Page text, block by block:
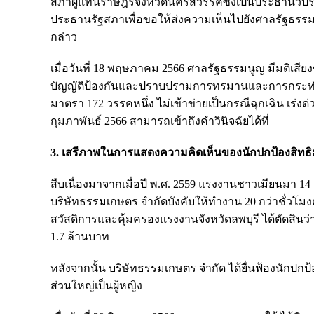
ประธานรัฐสภาเพื่อขอให้ส่งความเห็นไปยังศาลรัฐธ
กล่าว
เมื่อวันที่ 18 พฤษภาคม 2566 ศาลรัฐธรรมนูญ มีมติเสี
บัญญัติป้องกันและปราบปรามการทรมานและการกระ
มาตรา 172 วรรคหนึ่ง ไม่เข้าข่ายเป็นกรณีฉุกเฉิน เร่
กุมภาพันธ์ 2566 สามารถเข้าถึงคำวินิจฉัยได้ที่
3. เสรีภาพในการแสดงความคิดเห็นของนักปกป้องสิท
สืบเนื่องมาจากเมื่อปี พ.ศ. 2559 แรงงานชาวเมียนมา
บริษัทธรรมเกษตร จำกัดบังคับให้ทำงาน 20 กว่าชั่วโม
สวัสดิการและคุ้มครองแรงงานจังหวัดลพบุรี ได้ตัดสินว่
1.7 ล้านบาท
หลังจากนั้น บริษัทธรรมเกษตร จํากัด ได้ยื่นฟ้องนักปก
ส่วนใหญ่เป็นผู้หญิง